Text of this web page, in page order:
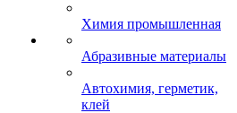
Химия промышленная
Абразивные материалы
Автохимия, герметик,
клей